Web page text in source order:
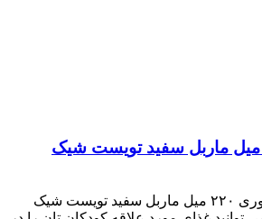
با استفاده از بگ پوره خوری ۲۲۰ میل ماربل سفید تویست شیک